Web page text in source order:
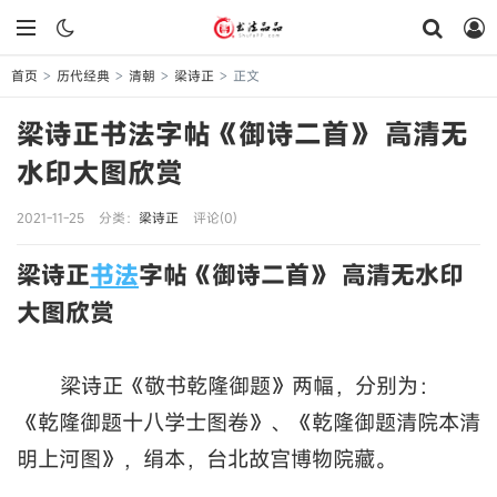
首页 > 历代经典 > 清朝 > 梁诗正 > 正文
梁诗正书法字帖《御诗二首》 高清无
水印大图欣赏
2021-11-25 分类： 梁诗正 评论(0)
梁诗正书法字帖《御诗二首》 高清无水印
大图欣赏
梁诗正《敬书乾隆御题》两幅，分别为：
《乾隆御题十八学士图卷》、《乾隆御题清院本清
明上河图》，绢本，台北故宫博物院藏。